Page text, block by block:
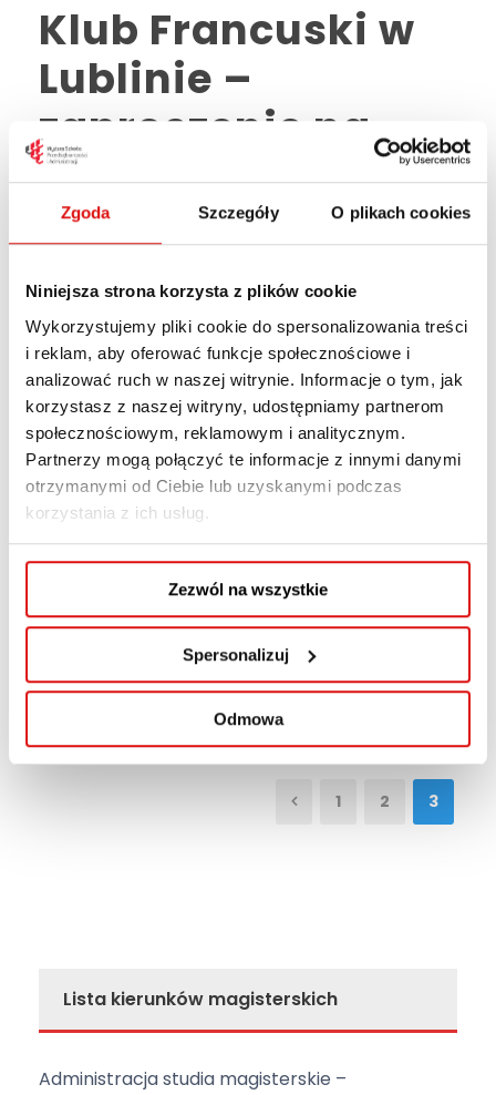
Zgoda Szczegóły O plikach cookies
Niniejsza strona korzysta z plików cookie
Wykorzystujemy pliki cookie do spersonalizowania treści
i reklam, aby oferować funkcje społecznościowe i
analizować ruch w naszej witrynie. Informacje o tym, jak
korzystasz z naszej witryny, udostępniamy partnerom
społecznościowym, reklamowym i analitycznym.
Partnerzy mogą połączyć te informacje z innymi danymi
otrzymanymi od Ciebie lub uzyskanymi podczas
korzystania z ich usług.
Zezwól na wszystkie
Spersonalizuj
Odmowa
Klub Francuski w
Lublinie –
zaproszenie na
uroczyste
otwarcie
24 MARCA, 2023 AKTUALNOŚCI WSPA,
Francuski Klub jest inicjatywą Fundacji
Abrahama D. Ministry, organizacji non-profit,
zajmującej się wspieraniem wymiany
międzykulturowej w Lublinie i na całym świecie.
Celem jest łączenie ludzi z różnych kultur
poprzez język, muzykę, taniec, jedzenie i modę.
Gdzie i kiedy? 26 marca 2023 roku, godz. 16:00 –
Krakowskie Przedmieście 39b, Lublin Dla kogo?
Dla wszystkich – mówiących...
1 2 3
Lista kierunków magisterskich
Administracja studia magisterskie –